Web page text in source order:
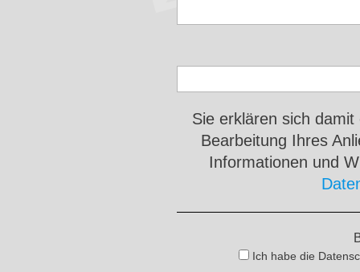
Sie erklären sich
Bearbeitung Ihres
Informationen und
Ich habe die